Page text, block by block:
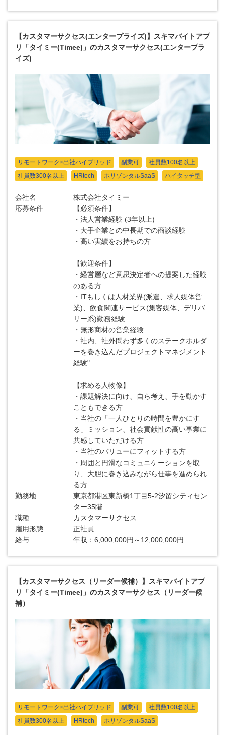
【カスタマーサクセス(エンタープライズ)】スキマバイトアプ
リ「タイミー(Timee)」のカスタマーサクセス(エンタープラ
イズ)
リモートワーク×出社ハイブリッド 副業可
社員数100名以上
社員数300名以上
HRtech ホリゾンタルSaaS ハイタッチ型
会社名
株式会社タイミー
応募条件
【必須条件】
・法人営業経験 (3年以上)
・大手企業との中長期での商談経験
・高い実績をお持ちの方
【歓迎条件】
・経営層など意思決定者への提案した経験
のある方
・ITもしくは人材業界(派遣、求人媒体営
業)、飲食関連サービス(集客媒体、デリバ
リー系)勤務経験
・無形商材の営業経験
・社内、社外問わず多くのステークホルダ
ーを巻き込んだプロジェクトマネジメント
経験"
【求める人物像】
・課題解決に向け、自ら考え、手を動かす
こともできる方
・当社の「一人ひとりの時間を豊かにす
る」ミッション、社会貢献性の高い事業に
共感していただける方
・当社のバリューにフィットする方
・周囲と円滑なコミュニケーションを取
り、大胆に巻き込みながら仕事を進められ
る方
勤務地
東京都港区東新橋1丁目5-2汐留シティセン
ター35階
職種
カスタマーサクセス
雇用形態
正社員
給与
年収：6,000,000円～12,000,000円
【カスタマーサクセス（リーダー候補）】スキマバイトアプ
リ「タイミー(Timee)」のカスタマーサクセス（リーダー候
補）
リモートワーク×出社ハイブリッド 副業可
社員数100名以上
社員数300名以上
HRtech ホリゾンタルSaaS